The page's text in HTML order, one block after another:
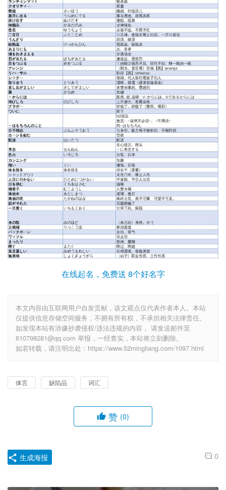
在线起名，免费送 8个好名字
本文内容由互联网用户自发贡献，该文观点仅代表作者本人。本站
仅提供信息存储空间服务，不拥有所有权，不承担相关法律责任。
如发现本站有涉嫌抄袭侵权/违法违规的内容， 请发送邮件至
610798281@qq.com 举报，一经查实，本站将立刻删除。
如若转载，请注明出处：https://www.52mingliang.com/1097.html
体言 缺陷品 词汇
赞 (0)
0
生成海报